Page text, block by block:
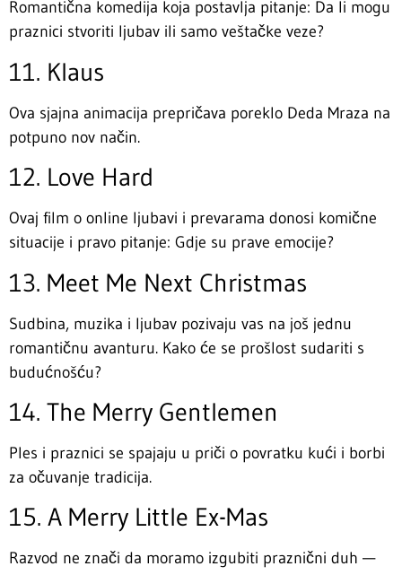
Romantična komedija koja postavlja pitanje: Da li mogu
praznici stvoriti ljubav ili samo veštačke veze?
11. Klaus
Ova sjajna animacija prepričava poreklo Deda Mraza na
potpuno nov način.
12. Love Hard
Ovaj film o online ljubavi i prevarama donosi komične
situacije i pravo pitanje: Gdje su prave emocije?
13. Meet Me Next Christmas
Sudbina, muzika i ljubav pozivaju vas na još jednu
romantičnu avanturu. Kako će se prošlost sudariti s
budućnošću?
14. The Merry Gentlemen
Ples i praznici se spajaju u priči o povratku kući i borbi
za očuvanje tradicija.
15. A Merry Little Ex-Mas
Razvod ne znači da moramo izgubiti praznični duh —